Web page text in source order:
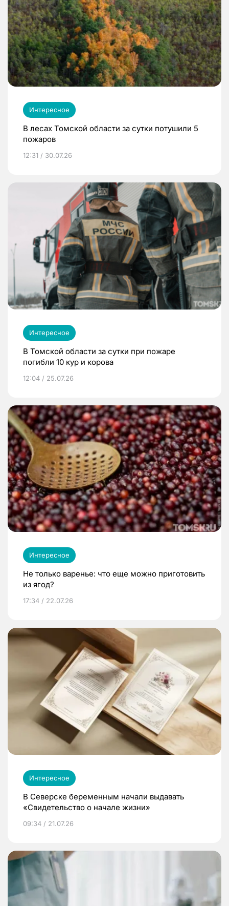
Интересное
В лесах Томской области за сутки потушили 5
пожаров
12:31 / 30.07.26
Интересное
В Томской области за сутки при пожаре
погибли 10 кур и корова
12:04 / 25.07.26
Интересное
Не только варенье: что еще можно приготовить
из ягод?
17:34 / 22.07.26
Интересное
В Северске беременным начали выдавать
«Свидетельство о начале жизни»
09:34 / 21.07.26